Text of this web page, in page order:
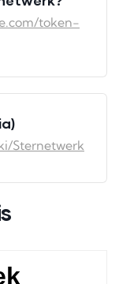
token-
Sternetwerk